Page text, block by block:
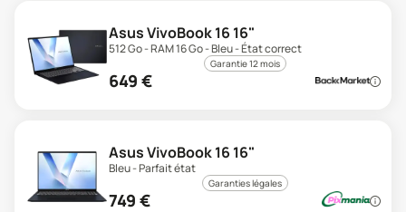
Asus VivoBook 16 16"
512 Go - RAM 16 Go - Bleu - État correct
Garantie 12 mois
649 €
Asus VivoBook 16 16"
Bleu - Parfait état
Garanties légales
749 €